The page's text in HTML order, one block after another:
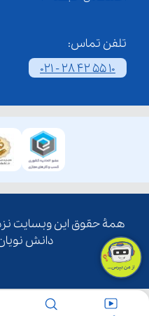
تلفن تماس:
021 - 28 42 55 10
همۀ حقوق این وبسایت
دانش